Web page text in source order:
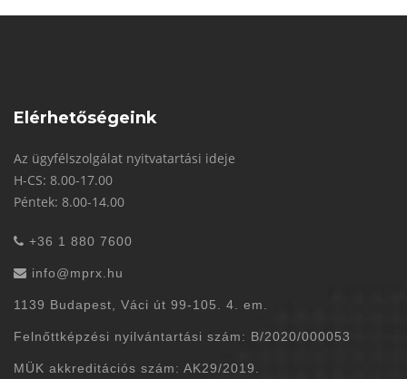
Elérhetőségeink
Az ügyfélszolgálat nyitvatartási ideje
H-CS: 8.00-17.00
Péntek: 8.00-14.00
+36 1 880 7600
info@mprx.hu
1139 Budapest, Váci út 99-105. 4. em.
Felnőttképzési nyilvántartási szám: B/2020/000053
MÜK akkreditációs szám: AK29/2019.